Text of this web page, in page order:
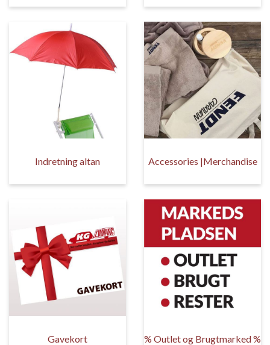
Indretning altan Accessories |Merchandise
Gavekort % Outlet og Brugtmarked %